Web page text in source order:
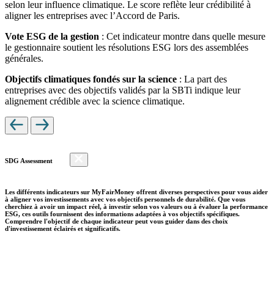
selon leur influence climatique. Le score reflète leur crédibilité à
aligner les entreprises avec l’Accord de Paris.
Vote ESG de la gestion : Cet indicateur montre dans quelle mesure
le gestionnaire soutient les résolutions ESG lors des assemblées
générales.
Objectifs climatiques fondés sur la science : La part des
entreprises avec des objectifs validés par la SBTi indique leur
alignement crédible avec la science climatique.
SDG Assessment
Les différents indicateurs sur MyFairMoney offrent diverses perspectives pour vous aider
à aligner vos investissements avec vos objectifs personnels de durabilité. Que vous
cherchiez à avoir un impact réel, à investir selon vos valeurs ou à évaluer la performance
ESG, ces outils fournissent des informations adaptées à vos objectifs spécifiques.
Comprendre l'objectif de chaque indicateur peut vous guider dans des choix
d'investissement éclairés et significatifs.